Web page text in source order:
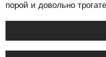
порой и довольно